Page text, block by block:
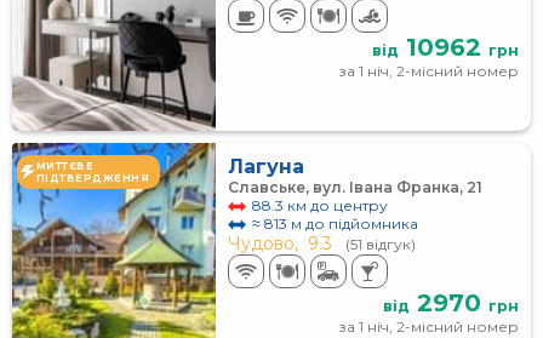
від 10962 грн
за 1 ніч, 2-місний номер
МИТТЄВЕ
ПІДТВЕРДЖЕННЯ
Лагуна
Славське, вул. Івана Франка, 21
88.3 км до центру
≈ 813 м до підйомника
Чудово, 9.3 (51 відгук)
від 2970 грн
за 1 ніч, 2-місний номер